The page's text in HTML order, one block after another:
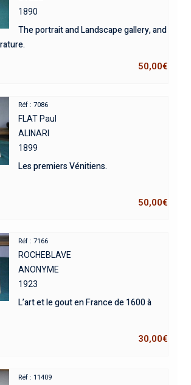
1890
The portrait and Landscape gallery, and
50,00€
Réf : 7086
FLAT Paul
ALINARI
1899
Les premiers Vénitiens.
50,00€
Réf : 7166
ROCHEBLAVE
ANONYME
1923
L’art et le gout en France de 1600 à
30,00€
Réf : 11409